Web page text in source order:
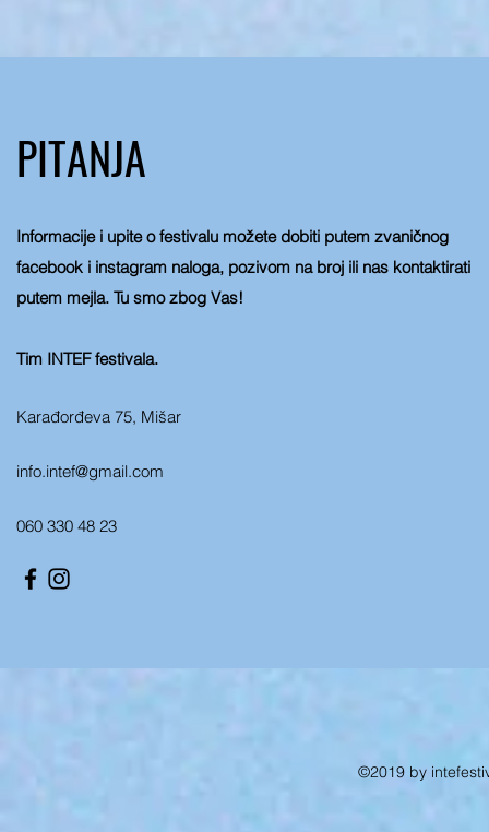
PITANJA
Informacije i upite o festivalu možete dobiti putem zvaničnog
facebook i instagram naloga, pozivom na broj ili nas kontaktirati
putem mejla. Tu smo zbog Vas!
Tim INTEF festivala.
Karađorđeva 75, Mišar
info.intef@gmail.com
060 330 48 23
©2019 by